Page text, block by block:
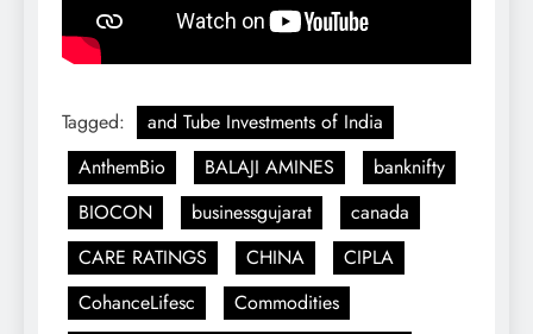
Tagged:
and Tube Investments of India
AnthemBio
BALAJI AMINES
banknifty
BIOCON
businessgujarat
canada
CARE RATINGS
CHINA
CIPLA
CohanceLifesc
Commodities